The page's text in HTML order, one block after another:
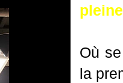
Où
la